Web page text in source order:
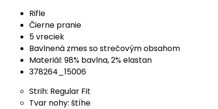
Rifle
Čierne pranie
5 vreciek
Bavlnená zmes so strečovým obsahom
Materiál: 98% bavlna, 2% elastan
378264_15006
Strih: Regular Fit
Tvar nohy: štíhe